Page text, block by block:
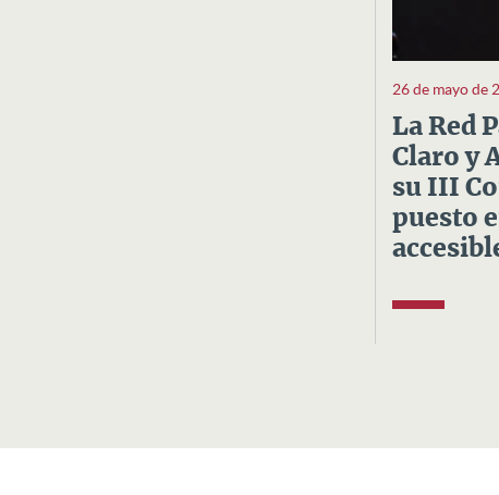
26 de mayo de
La Red
Claro y
su III
puesto